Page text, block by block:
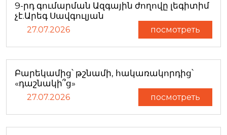
9-րդ գումարման Ազգային ժողովը լեգիտիմ
չէ.Արեգ Սավգուլյան
27.07.2026 посмотреть
Բարեկամից՝ թշնամի, հակառակորդից՝
«դաշնակի՞ց»
27.07.2026 посмотреть